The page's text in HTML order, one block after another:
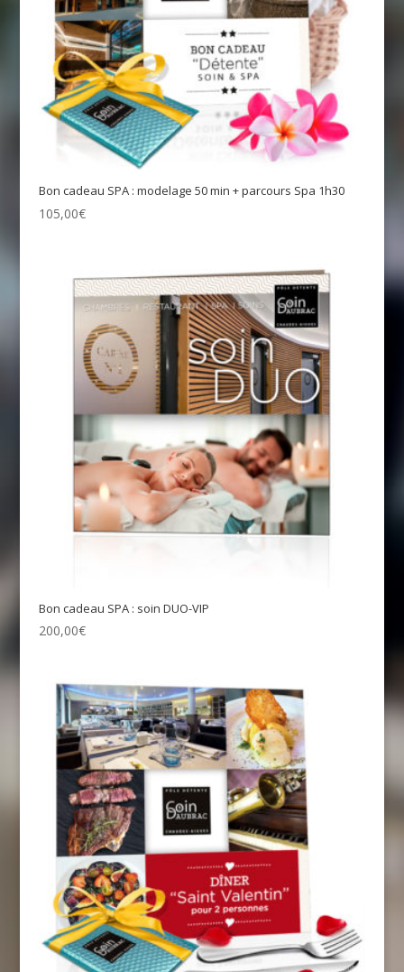
Bon cadeau SPA : modelage 50 min + parcours Spa 1h30
105,00€
Bon cadeau SPA : soin DUO-VIP
200,00€